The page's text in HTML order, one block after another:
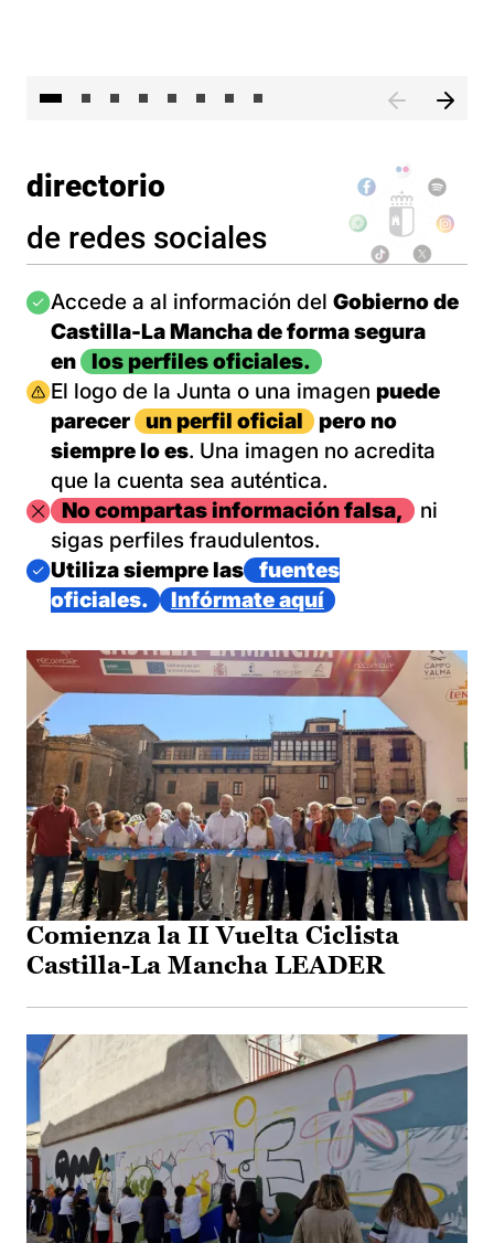
directorio
de redes sociales
Imagen
Accede a al información del Gobierno de
Castilla-La Mancha de forma segura
en
los perfiles oficiales.
Imagen
El logo de la Junta o una imagen puede
parecer
un perfil oficial
pero no
siempre lo es. Una imagen no acredita
que la cuenta sea auténtica.
ImagenNo compartas información falsa,
ni
sigas perfiles fraudulentos.
Imagen
Utiliza siempre las
fuentes
oficiales.
Infórmate aquí
Comienza la II Vuelta Ciclista
Castilla-La Mancha LEADER